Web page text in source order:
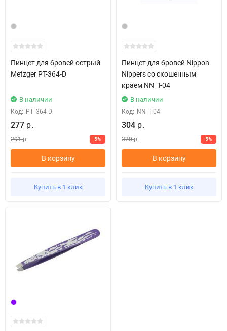
Пинцет для бровей острый
Metzger РТ-364-D
В наличии
Код: PT- 364-D
277 р.
291р. 5%
В корзину
Купить в 1 клик
Пинцет для бровей Nippon
Nippers со скошенным
краем NN_T-04
В наличии
Код: NN_T-04
304 р.
320р. 5%
В корзину
Купить в 1 клик